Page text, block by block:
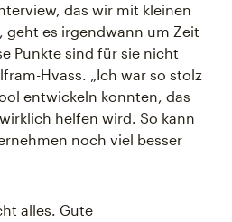
das wir mit kleinen
geht es irgendwann um Zeit
Punkte sind für sie nicht
Hvass. „Ich war so stolz
entwickeln konnten, das
helfen wird. So kann
noch viel besser
alles. Gute